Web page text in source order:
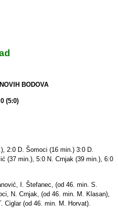
BODOVA
(5:0)
2:0 D. Šomoci (16 min.) 3:0 D.
(37 min.), 5:0 N. Crnjak (39 min.), 6:0
I. Štefanec, (od 46. min. S.
N. Crnjak, (od 46. min. M. Klasan),
(od 46. min. M. Horvat).